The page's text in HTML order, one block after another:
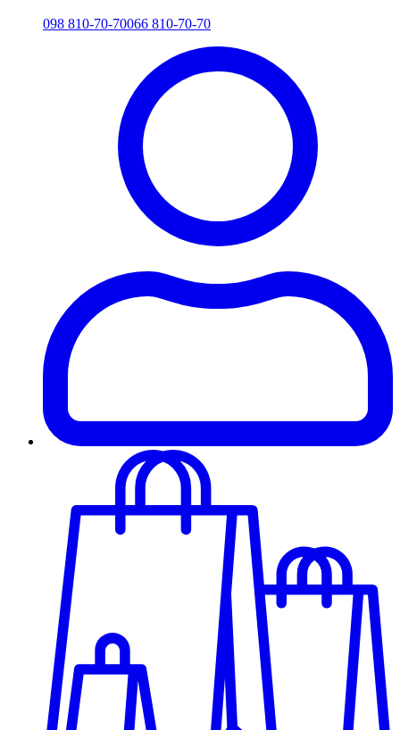
098 810-70-70066 810-70-70